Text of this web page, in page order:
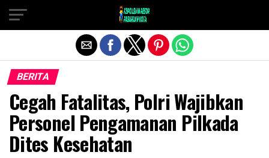
BERITA
Cegah Fatalitas, Polri Wajibkan
Personel Pengamanan Pilkada
Dites Kesehatan
Exit mobile version